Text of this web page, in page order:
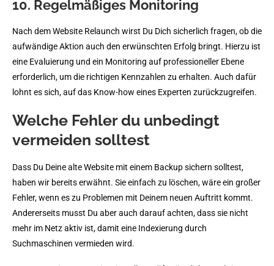
10. Regelmäßiges Monitoring
Nach dem Website Relaunch wirst Du Dich sicherlich fragen, ob die
aufwändige Aktion auch den erwünschten Erfolg bringt. Hierzu ist
eine Evaluierung und ein Monitoring auf professioneller Ebene
erforderlich, um die richtigen Kennzahlen zu erhalten. Auch dafür
lohnt es sich, auf das Know-how eines Experten zurückzugreifen.
Welche Fehler du unbedingt
vermeiden solltest
Dass Du Deine alte Website mit einem Backup sichern solltest,
haben wir bereits erwähnt. Sie einfach zu löschen, wäre ein großer
Fehler, wenn es zu Problemen mit Deinem neuen Auftritt kommt.
Andererseits musst Du aber auch darauf achten, dass sie nicht
mehr im Netz aktiv ist, damit eine Indexierung durch
Suchmaschinen vermieden wird.